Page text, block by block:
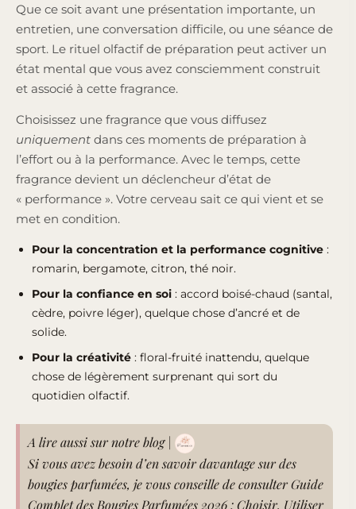
Que ce soit avant une présentation importante, un
entretien, une conversation difficile, ou une séance de
sport. Le rituel olfactif de préparation peut activer un
état mental que vous avez consciemment construit
et associé à cette fragrance.
Choisissez une fragrance que vous diffusez
uniquement dans ces moments de préparation à
l’effort ou à la performance. Avec le temps, cette
fragrance devient un déclencheur d’état de
« performance ». Votre cerveau sait ce qui vient et se
met en condition.
Pour la concentration et la performance cognitive :
romarin, bergamote, citron, thé noir.
Pour la confiance en soi : accord boisé-chaud (santal,
cèdre, poivre léger), quelque chose d’ancré et de
solide.
Pour la créativité : floral-fruité inattendu, quelque
chose de légèrement surprenant qui sort du
quotidien olfactif.
A lire aussi sur notre blog |
Si vous avez besoin d’en savoir davantage sur des
bougies parfumées, je vous conseille de consulterGuide
Complet des Bougies Parfumées 2026 : Choisir, Utiliser